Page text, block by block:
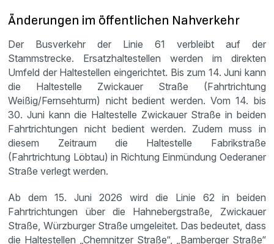
Änderungen im öffentlichen Nahverkehr
Der Busverkehr der Linie 61 verbleibt auf der
Stammstrecke. Ersatzhaltestellen werden im direkten
Umfeld der Haltestellen eingerichtet. Bis zum 14. Juni kann
die Haltestelle Zwickauer Straße (Fahrtrichtung
Weißig/Fernsehturm) nicht bedient werden. Vom 14. bis
30. Juni kann die Haltestelle Zwickauer Straße in beiden
Fahrtrichtungen nicht bedient werden. Zudem muss in
diesem Zeitraum die Haltestelle Fabrikstraße
(Fahrtrichtung Löbtau) in Richtung Einmündung Oederaner
Straße verlegt werden.
Ab dem 15. Juni 2026 wird die Linie 62 in beiden
Fahrtrichtungen über die Hahnebergstraße, Zwickauer
Straße, Würzburger Straße umgeleitet. Das bedeutet, dass
die Haltestellen „Chemnitzer Straße“, „Bamberger Straße“